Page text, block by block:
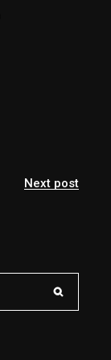
Next post